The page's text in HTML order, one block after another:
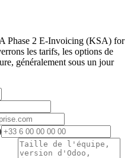
Phase 2 E-Invoicing (KSA) for
les tarifs, les options de
généralement sous un jour